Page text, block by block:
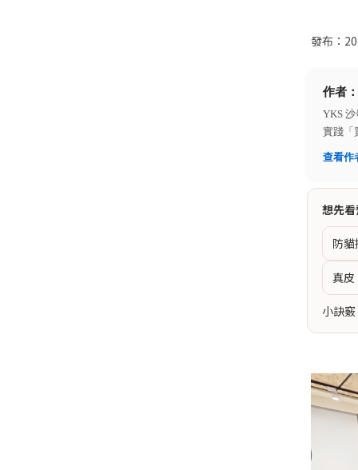
發布：
作者：
YKS
實踐「
查看作
想先
防
真
小訣